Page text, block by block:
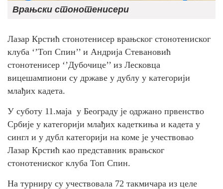
Врањски стонотенисери
Лазар Крстић стонотенисер врањског стонотениског
клуба ‘’Топ Спин’’ и Андрија Стевановић
стонотенисер ‘’Дубочице’’ из Лесковца
вицешампиони су државе у дублу у категорији
млађих кадета.
У суботу 11.маја у Београду је одржано првенство
Србије у категорији млађих кадеткиња и кадета у
сингл и у дубл категорији на коме је учествовао
Лазар Крстић као представник врањског
стонотениског клуба Топ Спин.
На турниру су учествовала 72 такмичара из целе